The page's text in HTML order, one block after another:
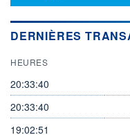
DERNIÈRES
HEURES
20:33:40
20:33:40
19:02:51